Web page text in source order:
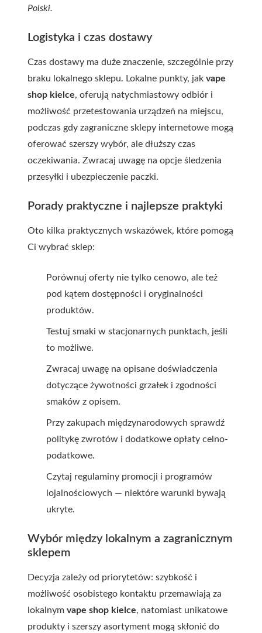
Polski.
Logistyka i czas dostawy
Czas dostawy ma duże znaczenie, szczególnie przy
braku lokalnego sklepu. Lokalne punkty, jak vape
shop kielce, oferują natychmiastowy odbiór i
możliwość przetestowania urządzeń na miejscu,
podczas gdy zagraniczne sklepy internetowe mogą
oferować szerszy wybór, ale dłuższy czas
oczekiwania. Zwracaj uwagę na opcje śledzenia
przesyłki i ubezpieczenie paczki.
Porady praktyczne i najlepsze praktyki
Oto kilka praktycznych wskazówek, które pomogą
Ci wybrać sklep:
Porównuj oferty nie tylko cenowo, ale też
pod kątem dostępności i oryginalności
produktów.
Testuj smaki w stacjonarnych punktach, jeśli
to możliwe.
Zwracaj uwagę na opisane doświadczenia
dotyczące żywotności grzałek i zgodności
smaków z opisem.
Przy zakupach międzynarodowych sprawdź
politykę zwrotów i dodatkowe opłaty celno-
podatkowe.
Czytaj regulaminy promocji i programów
lojalnościowych — niektóre warunki bywają
ukryte.
Wybór między lokalnym a zagranicznym
sklepem
Decyzja zależy od priorytetów: szybkość i
możliwość osobistego kontaktu przemawiają za
lokalnym vape shop kielce, natomiast unikatowe
produkty i szerszy asortyment mogą skłonić do